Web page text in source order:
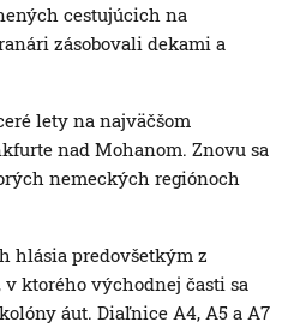
cestujúcich na
zásobovali dekami a
lety na najväčšom
nad Mohanom. Znovu sa
nemeckých regiónoch
hlásia predovšetkým z
ktorého východnej časti sa
áut. Diaľnice A4, A5 a A7